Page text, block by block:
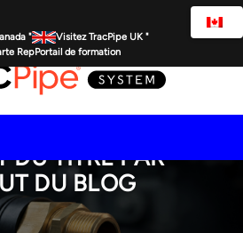
"
Visitez TracPipe UK "
RepPortail de formation
Informations techniques
Ressources spécifiques
DU TITRE PAR
DU BLOG